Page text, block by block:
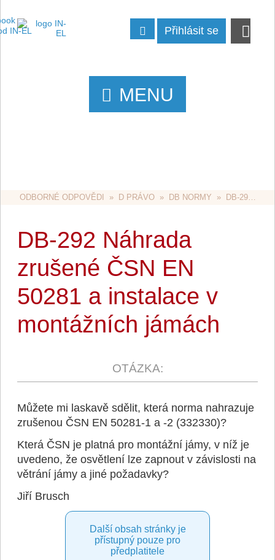
Přihlásit se
MENU
ODBORNÉ ODPOVĚDI
  »
D PRÁVO
  »
DB NORMY
  »  DB-292 NÁHRADA ZRUŠENÉ ČSN EN 50281 A INSTALACE V MONTÁŽNÍCH JÁMÁCH
DB-292 Náhrada
zrušené ČSN EN
50281 a instalace v
montážních jámách
Můžete mi laskavě sdělit, která norma nahrazuje
zrušenou ČSN EN 50281-1 a -2 (332330)?
Která ČSN je platná pro montážní jámy, v níž je
uvedeno, že osvětlení lze zapnout v závislosti na
větrání jámy a jiné požadavky?
Jiří Brusch
Další obsah stránky je
přístupný pouze pro
předplatitele